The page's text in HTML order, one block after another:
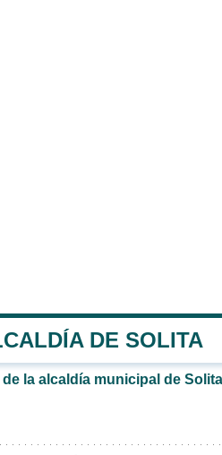
DE SOLITA
la alcaldía municipal de Solita